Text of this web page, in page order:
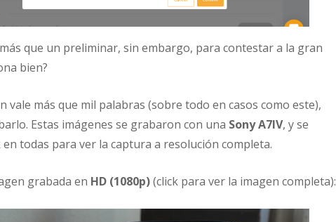
que un preliminar, sin embargo, para contestar a la gran
bien?
vale más que mil palabras (sobre todo en casos como este),
Estas imágenes se grabaron con una Sony A7IV, y se
en todas para ver la captura a resolución completa.
grabada en HD (1080p)(click para ver la imagen completa):